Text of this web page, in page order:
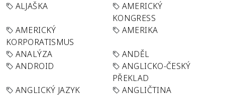
ALJAŠKA
AMERICKÝ
KONGRESS
AMERICKÝ
KORPORATISMUS
AMERIKA
ANALÝZA
ANDĚL
ANDROID
ANGLICKO-ČESKÝ
PŘEKLAD
ANGLICKÝ JAZYK
ANGLIČTINA